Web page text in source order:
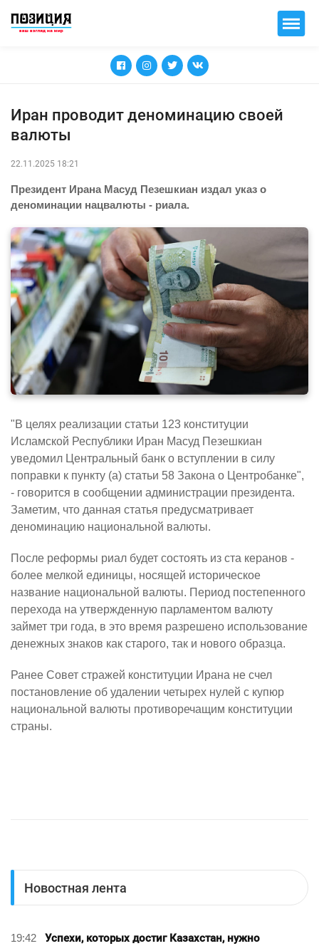
Иран проводит деноминацию своей
валюты
22.11.2025 18:21
Президент Ирана Масуд Пезешкиан издал указ о
деноминации нацвалюты - риала.
"В целях реализации статьи 123 конституции
Исламской Республики Иран Масуд Пезешкиан
уведомил Центральный банк о вступлении в силу
поправки к пункту (а) статьи 58 Закона о Центробанке",
- говорится в сообщении администрации президента.
Заметим, что данная статья предусматривает
деноминацию национальной валюты.
После реформы риал будет состоять из ста керанов -
более мелкой единицы, носящей историческое
название национальной валюты. Период постепенного
перехода на утвержденную парламентом валюту
займет три года, в это время разрешено использование
денежных знаков как старого, так и нового образца.
Ранее Совет стражей конституции Ирана не счел
постановление об удалении четырех нулей с купюр
национальной валюты противоречащим конституции
страны.
Новостная лента
19:42
Успехи, которых достиг Казахстан, нужно